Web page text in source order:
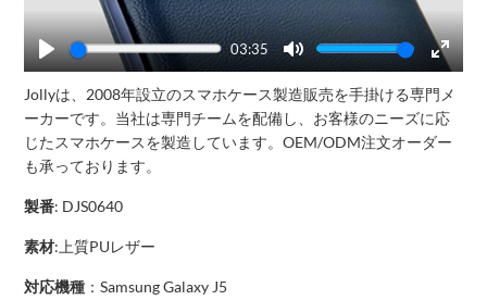
Play
03:35
Mute
Enter
Jollyは、2008年設立のスマホケース製造販売を手掛ける専門メ
ーカーです。当社は専門チームを配備し、お客様のニーズに応
じたスマホケースを製造しています。OEM/ODM注文オーダー
も承っております。
製番: DJS0640
素材:上質PUレザー
対応機種 ：Samsung Galaxy J5